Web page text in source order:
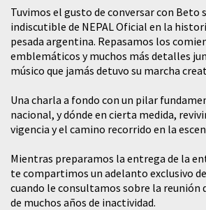
Tuvimos el gusto de conversar con Beto
indiscutible de NEPAL Oficial en la
pesada argentina. Repasamos los
emblemáticos y muchos más detalles
músico que jamás detuvo su marcha
​Una charla a fondo con un pilar
nacional, y dónde en cierta medida,
vigencia y el camino recorrido en la
Mientras preparamos la entrega de la
te compartimos un adelanto exclusivo
cuando le consultamos sobre la reunión
de muchos años de inactividad.